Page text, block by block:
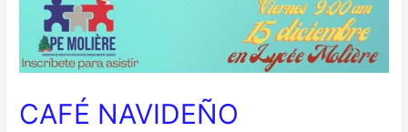
CAFÉ NAVIDEÑO